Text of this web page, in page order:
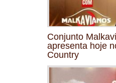
Conjunto
apresenta hoje
Country